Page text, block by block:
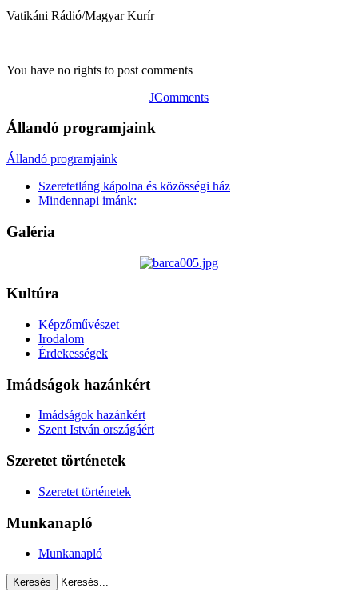
Vatikáni Rádió/Magyar Kurír
You have no rights to post comments
JComments
Állandó programjaink
Állandó programjaink
Szeretetláng kápolna és közösségi ház
Mindennapi imánk:
Galéria
Kultúra
Képzőművészet
Irodalom
Érdekességek
Imádságok hazánkért
Imádságok hazánkért
Szent István országáért
Szeretet történetek
Szeretet történetek
Munkanapló
Munkanapló